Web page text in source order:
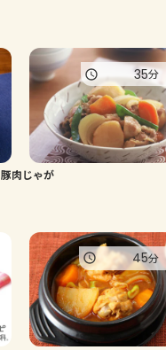
豚肉じゃが
35分
45分